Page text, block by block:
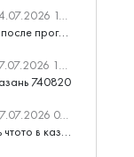
24.07.2026 14:01
что со стоянками во дворе после программы наш двор
07.07.2026 10:53
740820
07.07.2026 07:28
проверьте, сдал ли пик хоть чтото в казани вовремя?